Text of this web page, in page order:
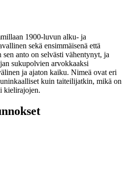
1900-luvun alku- ja
sekä ensimmäisenä että
anto on selvästi vähentynyt, ja
sukupolvien arvokkaaksi
ja ajaton kaiku. Nimeä ovat eri
kuin taiteilijatkin, mikä on
kielirajojen.